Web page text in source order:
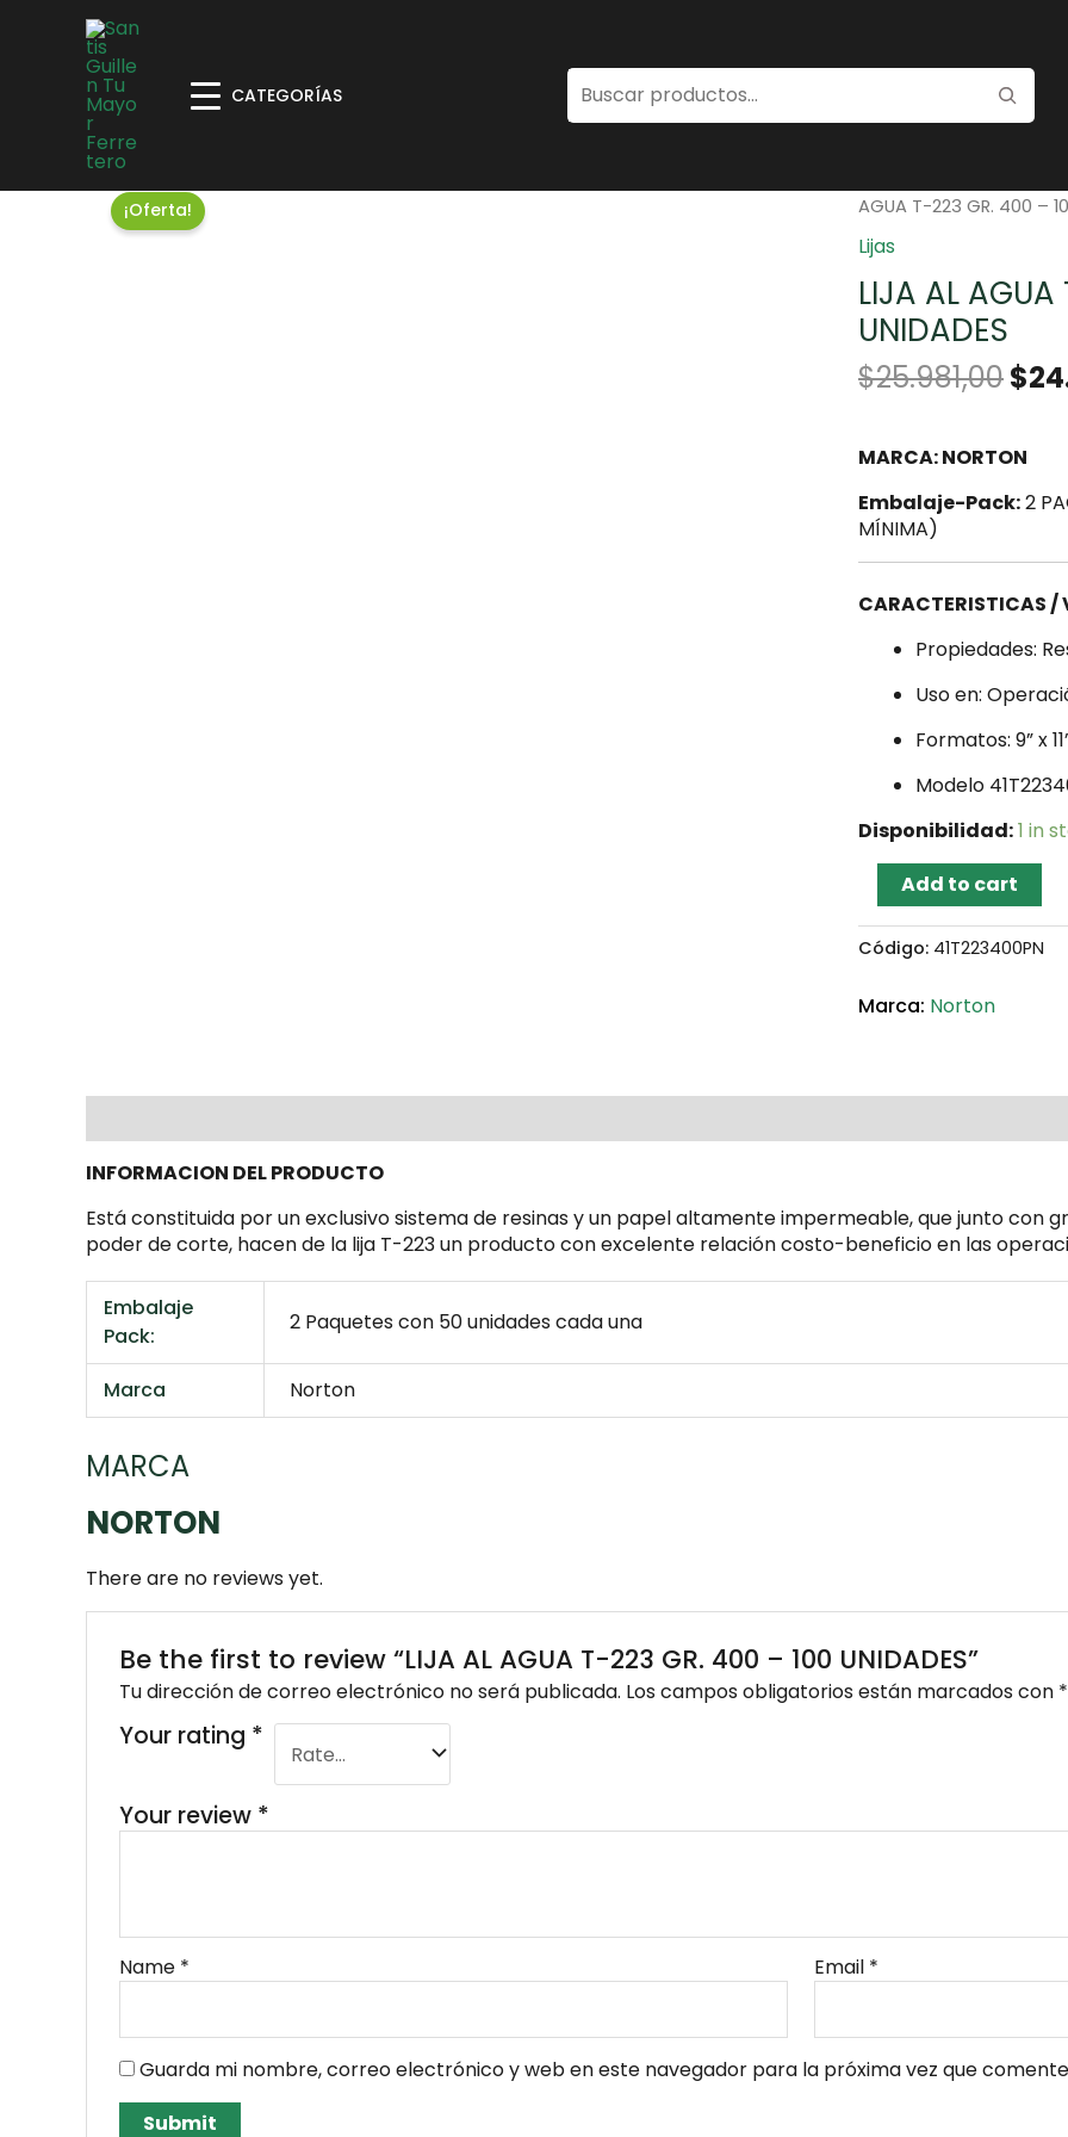
CATEGORÍAS
¡Oferta!
AGUA T-223 GR. 400 –
Lijas
LIJA AL
UNIDADES
$25.981,00$
MARCA: NORTON
Embalaje-Pack:2
MÍNIMA)
CARACTERISTICAS /
Propiedades:
Uso en:
Formatos: 9” x
Modelo
Disponibilidad:1 in
Add to cart
Código: 41T223400PN
Norton
INFORMACION DEL PRODUCTO
Está constituida por un exclusivo sistema de resinas y un papel altamenteimpermeable, que junto con
poder de corte, hacen de la lija T-223 un producto con excelente relacióncosto-beneficio en las
Embalaje
Pack:
2 Paquetes con 50 unidades cada una
Marca Norton
MARCA
NORTON
There are no reviews yet.
Be the first to review “LIJA AL AGUA T-223 GR. 400 – 100 UNIDADES”
Tu dirección de correo electrónico no será publicada. Los campos obligatorios están marcados con *
Your rating *
Your review *
Name * Email *
Guarda mi nombre, correo electrónico y web en este navegador para la próxima vez que